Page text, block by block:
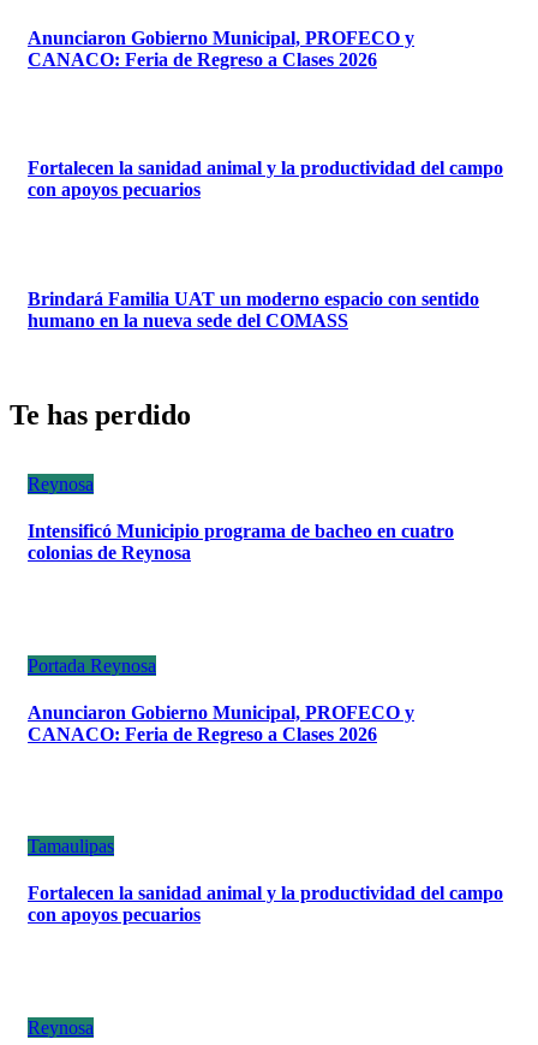
Anunciaron Gobierno Municipal, PROFECO y
CANACO: Feria de Regreso a Clases 2026
Fortalecen la sanidad animal y la productividad del campo
con apoyos pecuarios
Brindará Familia UAT un moderno espacio con sentido
humano en la nueva sede del COMASS
Te has perdido
Reynosa
Intensificó Municipio programa de bacheo en cuatro
colonias de Reynosa
Portada Reynosa
Anunciaron Gobierno Municipal, PROFECO y
CANACO: Feria de Regreso a Clases 2026
Tamaulipas
Fortalecen la sanidad animal y la productividad del campo
con apoyos pecuarios
Reynosa